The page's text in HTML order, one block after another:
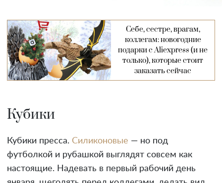
Себе, сестре, врагам,
коллегам: новогодние
подарки с Aliexpress (и не
только), которые стоит
заказать сейчас
Кубики
Кубики пресса. Силиконовые — но под
футболкой и рубашкой выглядят совсем как
настоящие. Надевать в первый рабочий день